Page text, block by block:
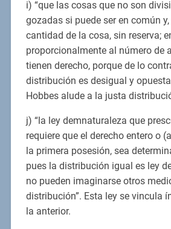
i) “que las cosas que no son
gozadas si puede ser en común
cantidad de la cosa, sin reserva;
proporcionalmente al número de
tienen derecho, porque de lo
distribución es desigual y
Hobbes alude a la justa
j) “la ley demnaturaleza que
requiere que el derecho entero o
la primera posesión, sea
pues la distribución igual es ley
no pueden imaginarse otros
distribución”. Esta ley se vincula
la anterior.